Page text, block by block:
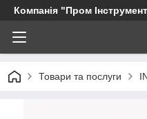
Компанія "Пром
Товари та послуги